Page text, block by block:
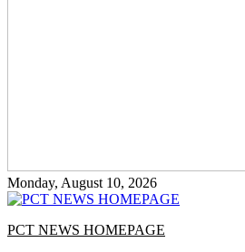
Monday, August 10, 2026
PCT NEWS HOMEPAGE